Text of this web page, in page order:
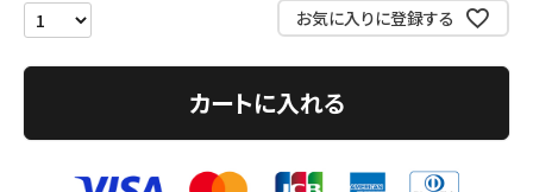
お気に入りに登録する
カートに入れる